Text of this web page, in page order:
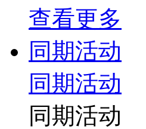
查看更多
同期活动
同期活动
同期活动